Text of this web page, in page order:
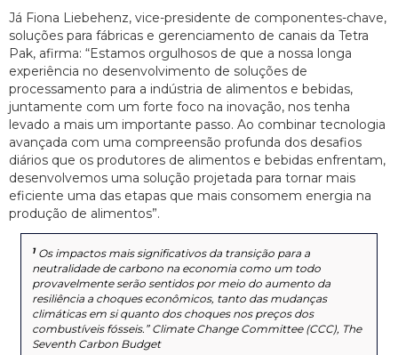
Já Fiona Liebehenz, vice-presidente de componentes-chave,
soluções para fábricas e gerenciamento de canais da Tetra
Pak, afirma: “Estamos orgulhosos de que a nossa longa
experiência no desenvolvimento de soluções de
processamento para a indústria de alimentos e bebidas,
juntamente com um forte foco na inovação, nos tenha
levado a mais um importante passo. Ao combinar tecnologia
avançada com uma compreensão profunda dos desafios
diários que os produtores de alimentos e bebidas enfrentam,
desenvolvemos uma solução projetada para tornar mais
eficiente uma das etapas que mais consomem energia na
produção de alimentos”.
1Os impactos mais significativos da transição para a
neutralidade de carbono na economia como um todo
provavelmente serão sentidos por meio do aumento da
resiliência a choques econômicos, tanto das mudanças
climáticas em si quanto dos choques nos preços dos
combustíveis fósseis.” Climate Change Committee (CCC), The
Seventh Carbon Budget